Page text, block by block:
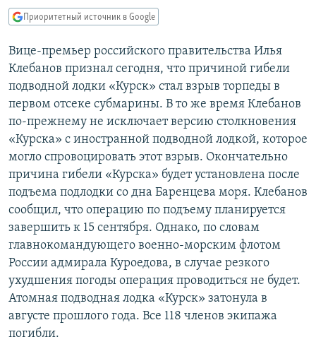
СИБИРЬ.РЕАЛИИ
ПОДПИШИТЕСЬ НА РАССЫЛКУ
Все сайты РСЕ/РС
Приоритетный источник в Google
Вице-премьер российского правительства Илья
Клебанов признал сегодня, что причиной гибели
подводной лодки «Курск» стал взрыв торпеды в
первом отсеке субмарины. В то же время Клебанов
по-прежнему не исключает версию столкновения
«Курска» с иностранной подводной лодкой, которое
могло спровоцировать этот взрыв. Окончательно
причина гибели «Курска» будет установлена после
подъема подлодки со дна Баренцева моря. Клебанов
сообщил, что операцию по подъему планируется
завершить к 15 сентября. Однако, по словам
главнокомандующего военно-морским флотом
России адмирала Куроедова, в случае резкого
ухудшения погоды операция проводиться не будет.
Атомная подводная лодка «Курск» затонула в
августе прошлого года. Все 118 членов экипажа
погибли.